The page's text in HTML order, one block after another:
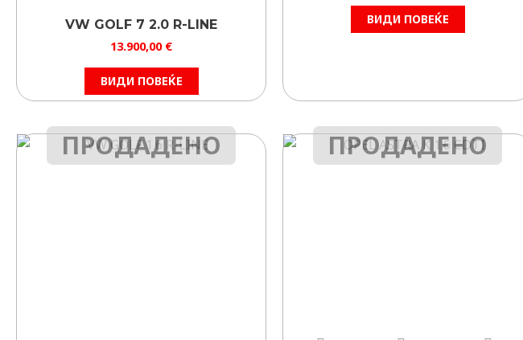
VW GOLF 7 2.0 R-LINE
13.900,00 €
ВИДИ ПОВЕЌЕ
ВИДИ ПОВЕЌЕ
ПРОДАДЕНО ПРОДАДЕНО